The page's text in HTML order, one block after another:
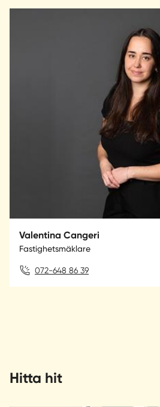
Valentina Cangeri
Fastighetsmäklare
072-648 86 39
Hitta hit